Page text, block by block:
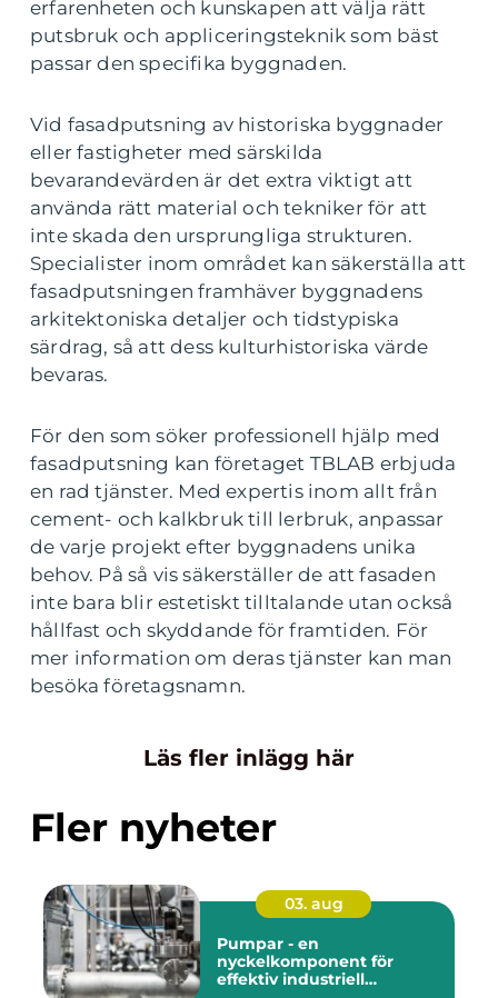
erfarenheten och kunskapen att välja rätt
putsbruk och appliceringsteknik som bäst
passar den specifika byggnaden.
Vid fasadputsning av historiska byggnader
eller fastigheter med särskilda
bevarandevärden är det extra viktigt att
använda rätt material och tekniker för att
inte skada den ursprungliga strukturen.
Specialister inom området kan säkerställa att
fasadputsningen framhäver byggnadens
arkitektoniska detaljer och tidstypiska
särdrag, så att dess kulturhistoriska värde
bevaras.
För den som söker professionell hjälp med
fasadputsning kan företaget TBLAB erbjuda
en rad tjänster. Med expertis inom allt från
cement- och kalkbruk till lerbruk, anpassar
de varje projekt efter byggnadens unika
behov. På så vis säkerställer de att fasaden
inte bara blir estetiskt tilltalande utan också
hållfast och skyddande för framtiden. För
mer information om deras tjänster kan man
besöka företagsnamn.
Läs fler inlägg här
Fler nyheter
03. aug
Pumpar - en
nyckelkomponent för
effektiv industriell